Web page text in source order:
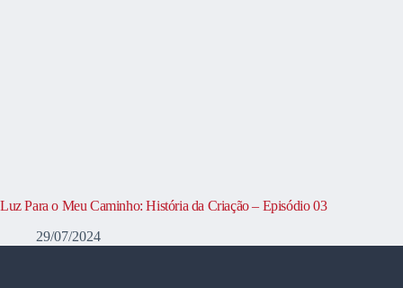
Luz Para o Meu Caminho: História da Criação – Episódio 03
29/07/2024